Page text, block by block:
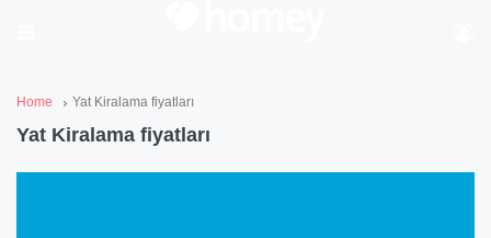
Home Yat Kiralama fiyatları
Yat Kiralama fiyatları